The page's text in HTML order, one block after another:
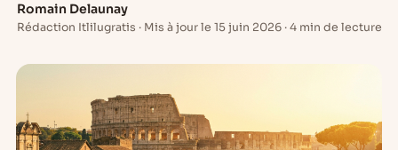
Romain Delaunay
Rédaction Itlilugratis · Mis à jour le 15 juin 2026 · 4 min de lecture